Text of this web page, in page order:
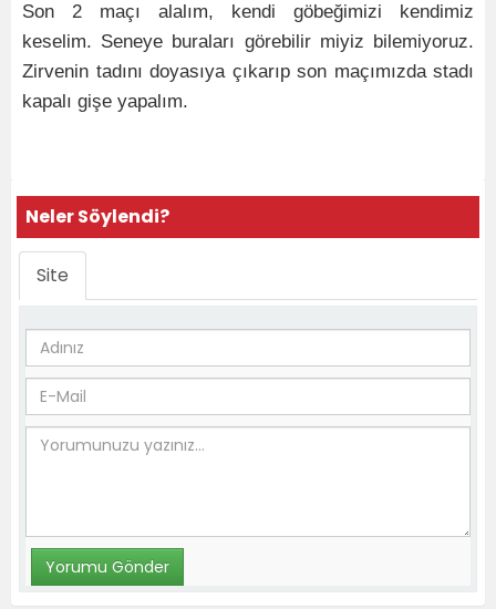
Son 2 maçı alalım, kendi göbeğimizi kendimiz
keselim. Seneye buraları görebilir miyiz bilemiyoruz.
Zirvenin tadını doyasıya çıkarıp son maçımızda stadı
kapalı gişe yapalım.
Neler Söylendi?
Site